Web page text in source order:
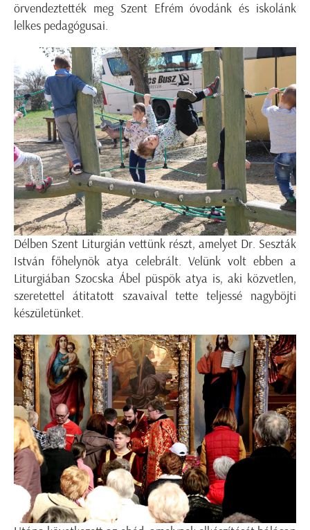
örvendeztették meg Szent Efrém óvodánk és iskolánk
lelkes pedagógusai.
Délben Szent Liturgián vettünk részt, amelyet Dr. Seszták
István főhelynök atya celebrált. Velünk volt ebben a
Liturgiában Szocska Ábel püspök atya is, aki közvetlen,
szeretettel átitatott szavaival tette teljessé nagyböjti
készületünket.